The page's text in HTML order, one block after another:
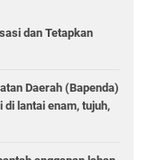
dan Tetapkan
Daerah (Bapenda)
lantai enam, tujuh,